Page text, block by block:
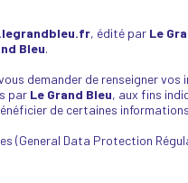
, édité par Le
Bleu.
demander de renseigner vos
par Le Grand Bleu, aux fins
de certaines
(General Data Protection